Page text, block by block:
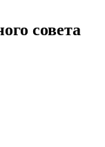
совета